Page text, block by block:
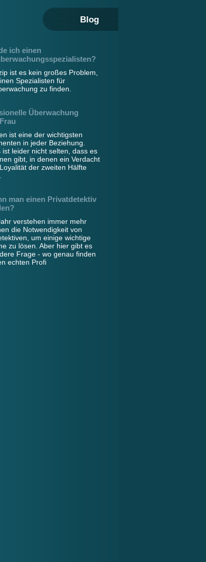
Blog
ich einen
ist es kein großes Problem,
Spezialisten für
zu finden.
Überwachung
ist eine der wichtigsten
in jeder Beziehung.
ist leider nicht selten, dass es
gibt, in denen ein Verdacht
der zweiten Hälfte
man einen Privatdetektiv
verstehen immer mehr
die Notwendigkeit von
um einige wichtige
zu lösen. Aber hier gibt es
Frage - wo genau finden
echten Profi